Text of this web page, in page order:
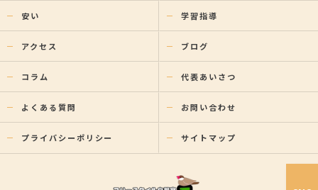
安い 学習指導
アクセス ブログ
コラム 代表あいさつ
よくある質問 お問い合わせ
プライバシーポリシー サイトマップ